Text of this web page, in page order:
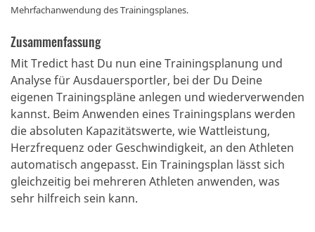
Mehrfachanwendung des Trainingsplanes.
Zusammenfassung
Mit Tredict hast Du nun eine Trainingsplanung und
Analyse für Ausdauersportler, bei der Du Deine
eigenen Trainingspläne anlegen und wiederverwenden
kannst. Beim Anwenden eines Trainingsplans werden
die absoluten Kapazitätswerte, wie Wattleistung,
Herzfrequenz oder Geschwindigkeit, an den Athleten
automatisch angepasst. Ein Trainingsplan lässt sich
gleichzeitig bei mehreren Athleten anwenden, was
sehr hilfreich sein kann.